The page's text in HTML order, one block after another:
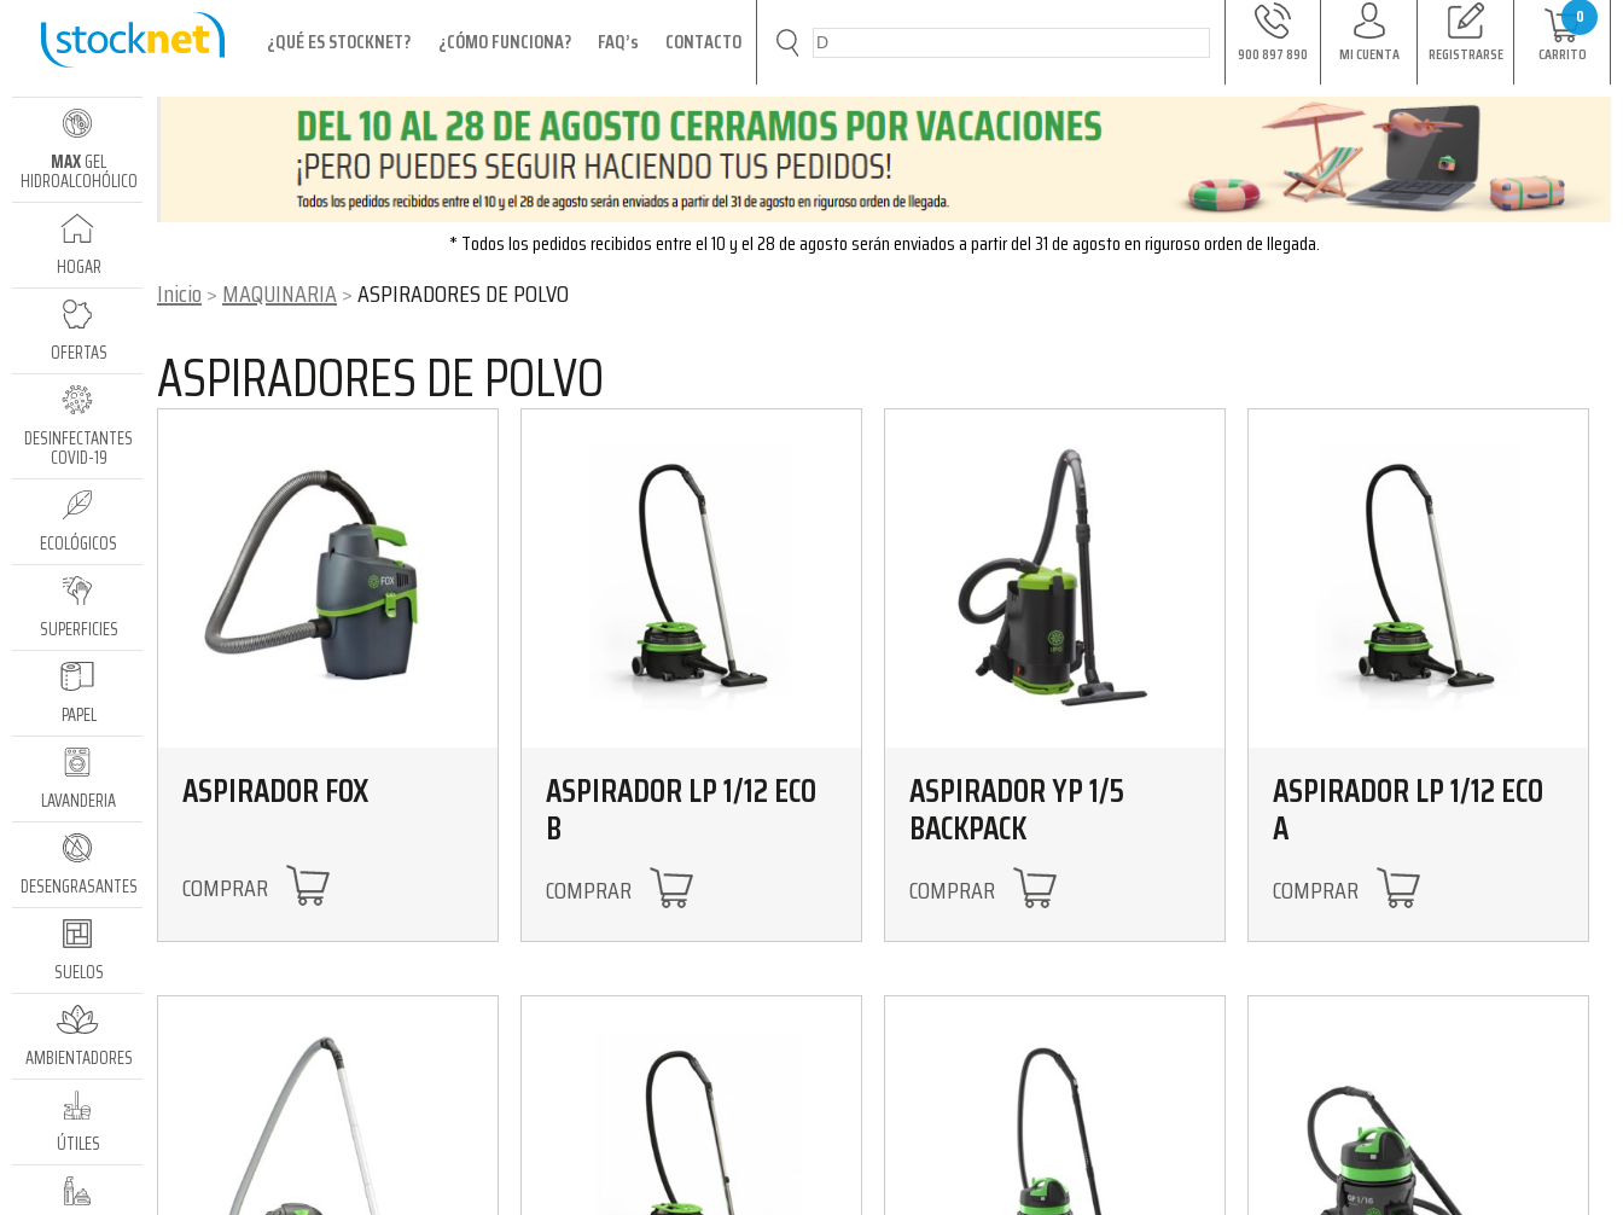
¿QUÉ ES STOCKNET? ¿CÓMO FUNCIONA? FAQ’s CONTACTO 900 897 890 MI CUENTA REGISTRARSE
0
CARRITO
MAXGEL
HIDROALCOHÓLICO
HOGAR
OFERTAS
DESINFECTANTES
COVID-19
ECOLÓGICOS
SUPERFICIES
PAPEL
LAVANDERIA
DESENGRASANTES
SUELOS
AMBIENTADORES
ÚTILES
* Todos los pedidos recibidos entre el 10 y el 28 de agosto serán enviados a partir del 31 de agosto en riguroso orden de llegada.
Inicio MAQUINARIA ASPIRADORES DE POLVO
ASPIRADORES DE POLVO
ASPIRADOR FOX
COMPRAR
ASPIRADOR LP 1/12 ECO
B
COMPRAR
ASPIRADOR YP 1/5
BACKPACK
COMPRAR
ASPIRADOR LP 1/12 ECO
A
COMPRAR